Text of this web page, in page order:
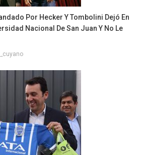
Por Hecker Y Tombolini Dejó En
Nacional De San Juan Y No Le